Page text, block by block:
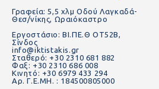
Γραφεία: 5,5 χλμ Οδού Λαγκαδά-
Θεσ/νίκης, Ωραιόκαστρο
Εργοστάσιο: ΒΙ.ΠΕ.Θ ΟΤ52Β,
Σίνδος
info@iktistakis.gr
Σταθερό: +30 2310 681 882
Φαξ: +30 2310 686 008
Κινητό: +30 6979 433 294
Αρ. Γ.Ε.ΜΗ. : 184500805000